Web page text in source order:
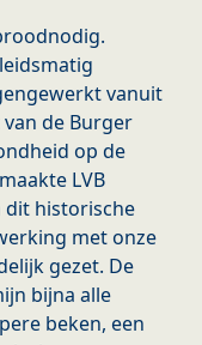
vanuit
de Burger
op de
LVB
dit historische
met onze
gezet. De
bijna alle
beken, een